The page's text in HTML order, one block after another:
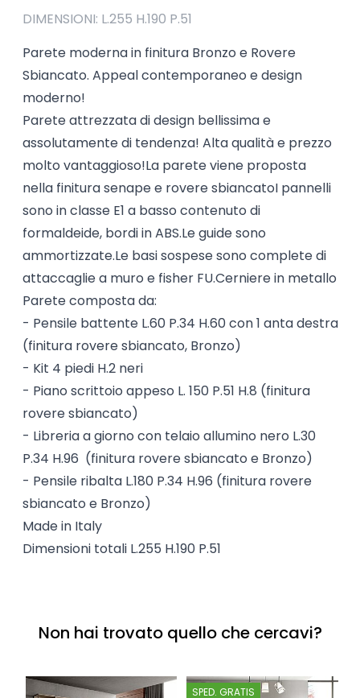
DIMENSIONI: L.255 H.190 P.51
Parete moderna in finitura Bronzo e Rovere
Sbiancato. Appeal contemporaneo e design
moderno!
Parete attrezzata di design bellissima e
assolutamente di tendenza! Alta qualità e prezzo
molto vantaggioso!La parete viene proposta
nella finitura senape e rovere sbiancatoI pannelli
sono in classe E1 a basso contenuto di
formaldeide, bordi in ABS.Le guide sono
ammortizzate.Le basi sospese sono complete di
attaccaglie a muro e fisher FU.Cerniere in metallo
Parete composta da:
- Pensile battente L.60 P.34 H.60 con 1 anta destra
(finitura rovere sbiancato, Bronzo)
- Kit 4 piedi H.2 neri
- Piano scrittoio appeso L. 150 P.51 H.8 (finitura
rovere sbiancato)
- Libreria a giorno con telaio allumino nero L.30
P.34 H.96 (finitura rovere sbiancato e Bronzo)
- Pensile ribalta L.180 P.34 H.96 (finitura rovere
sbiancato e Bronzo)
Made in Italy
Dimensioni totali L.255 H.190 P.51
Non hai trovato quello che cercavi?
SPED. GRATIS